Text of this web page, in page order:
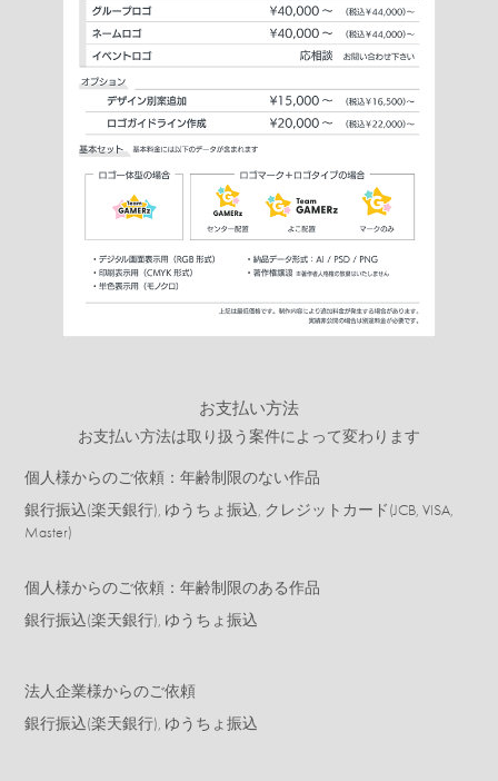
お支払い方法
お支払い方法は取り扱う案件によって変わります
個人様からのご依頼：年齢制限のない作品
銀行振込(楽天銀行), ゆうちょ振込, クレジットカード(JCB, VISA,
Master)
個人様からのご依頼：年齢制限のある作品
銀行振込(楽天銀行), ゆうちょ振込
法人企業様からのご依頼
銀行振込(楽天銀行), ゆうちょ振込